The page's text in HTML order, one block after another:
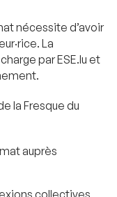
nécessite d’avoir
La
par ESE.lu et
la Fresque du
auprès
collectives